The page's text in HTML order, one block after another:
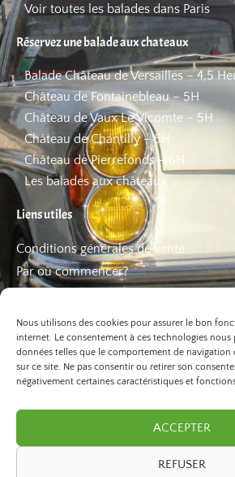
Nous utilisons des cookies pour assurer le bon
internet. Le consentement à ces technologies nous
données telles que le comportement de
sur ce site. Ne pas consentir ou retirer son
négativement certaines caractéristiques et
ACCEPTER
REFUSER
Voir toutes les balades dans Paris
Réservez une balade aux chateaux
Balade Château de Versailles – 4,5
Château de Fontainebleau – 5H
Château de Vaux Le Vicomte – 5H
Château de Chantilly – 5H
Château de Pierrefonds – 6H
Les balades aux châteaux
Liens utiles
Conditions générales de vente
Par où commencer?
Les bons plans